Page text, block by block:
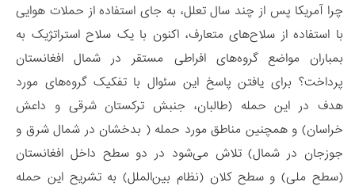
چرا آمریکا پس از چند سال تعلل، به جای استفاده از حملات هوایی
با استفاده از سلاح‌های متعارف، اکنون با یک سلاح استراتژیک به
بمباران مواضع گروه‌های افراطی مستقر در شمال افغانستان
پرداخت؟ برای یافتن پاسخ این سئوال با تفکیک گروه‌های مورد
هدف در این حمله (طالبان، جنبش ترکستان شرقی و داعش
خراسان) و همچنین مناطق مورد حمله ( بدخشان در شمال شرق و
جوزجان در شمال) تلاش می‌شود در دو سطح داخل افغانستان
(سطح ملی) و سطح کلان (نظام بین‌الملل) به تشریح این حمله